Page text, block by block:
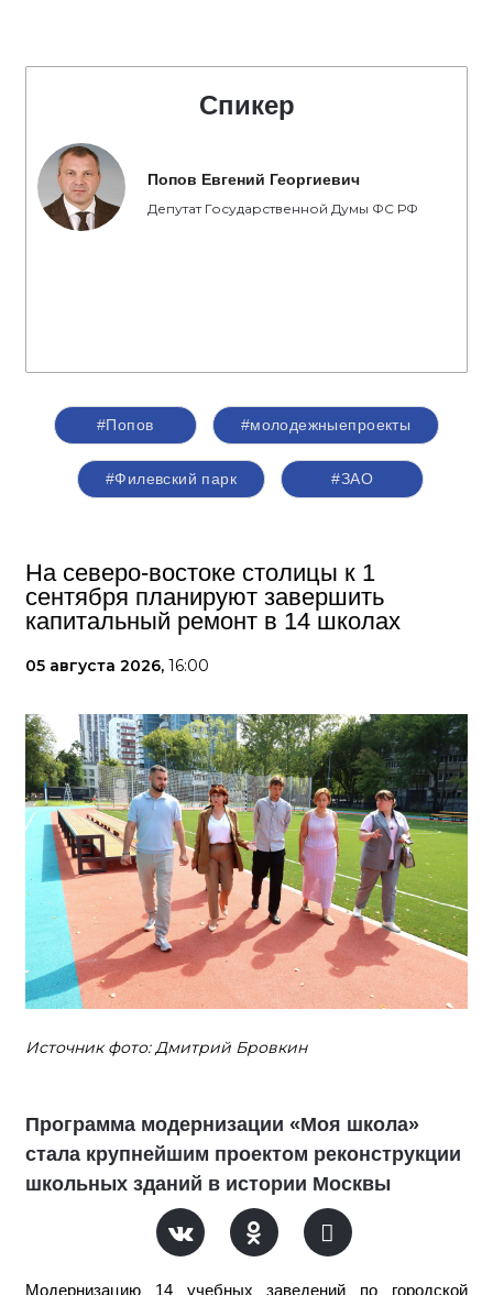
Спикер
Попов Евгений Георгиевич
Депутат Государственной Думы ФС РФ
#Попов #молодежныепроекты
#Филевский парк #ЗАО
На северо-востоке столицы к 1
сентября планируют завершить
капитальный ремонт в 14 школах
05 августа 2026, 16:00
Источник фото: Дмитрий Бровкин
Программа модернизации «Моя школа»
стала крупнейшим проектом реконструкции
школьных зданий в истории Москвы
Модернизацию 14 учебных заведений по городской